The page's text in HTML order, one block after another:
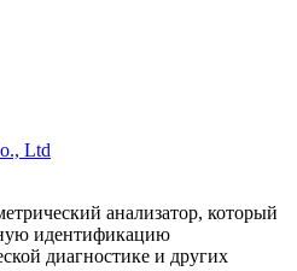
Ltd
анализатор, который
идентификацию
диагностике и других